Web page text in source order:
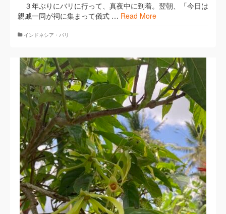
３年ぶりにバリに行って、真夜中に到着。翌朝、「今日は
親戚一同が祠に集まって儀式 … Read More
インドネシア・バリ